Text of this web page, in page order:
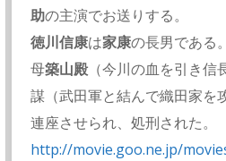
助の主演でお送りする。
徳川信康は家康の長男である。
母築山殿 （今川の血を引き
謀（武田軍と結んで織田家を
連座させられ、処刑された。
http://movie.goo.ne.jp/